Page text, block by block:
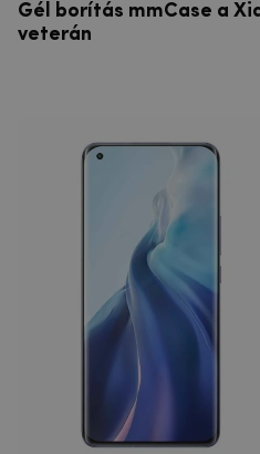
Gél borítás mmCase a
veterán